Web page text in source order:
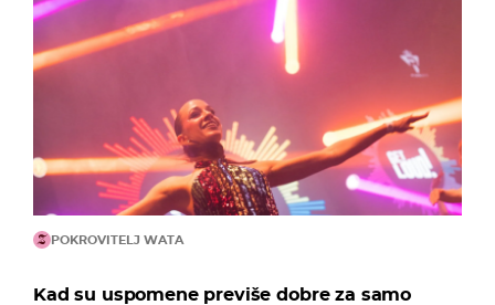
POKROVITELJ WATA
Kad su uspomene previše dobre za samo